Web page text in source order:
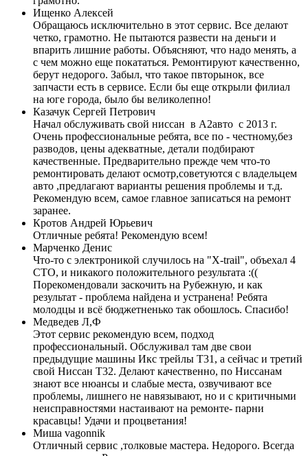
Ищенко Алексей
Обращаюсь исключительно в этот сервис. Все делают
четко, грамотно. Не пытаются развести на деньги и
впарить лишние работы. Объясняют, что надо менять, а
с чем можно еще покататься. Ремонтируют качественно,
берут недорого. Забыл, что такое пвторынок, все
запчасти есть в сервисе. Если бы еще открыли филиал
на юге города, было бы великолепно!
Казачук Сергей Петрович
Начал обслуживать свой ниссан в А2авто с 2013 г.
Очень профессиональные ребята, все по - честному,без
разводов, цены адекватные, детали подбирают
качественные. Предварительно прежде чем что-то
ремонтировать делают осмотр,советуются с владельцем
авто ,предлагают варианты решения проблемы и т.д.
Рекомендую всем, самое главное записаться на ремонт
заранее.
Кротов Андрей Юрьевич
Отличные ребята! Рекомендую всем!
Марченко Денис
Что-то с электроникой случилось на "X-trail", объехал 4
СТО, и никакого положительного результата :((
Порекомендовали заскочить на Рубежную, и как
результат - проблема найдена и устранена! Ребята
молодцы и всё бюджетненько так обошлось. Спасибо!
Медведев Л,Ф
Этот сервис рекомендую всем, подход
профессиональный. Обслуживал там две свои
предыдущие машины Икс трейлы Т31, а сейчас и третий
свой Ниссан Т32. Делают качественно, по Ниссанам
знают все нюансы и слабые места, озвучивают все
проблемы, лишнего не навязывают, но и с критичными
неисправностями настаивают на ремонте- парни
красавцы! Удачи и процветания!
Миша vagonnik
Отличный сервис ,толковые мастера. Недорого. Всегда